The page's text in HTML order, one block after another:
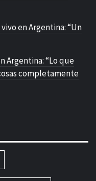
vivo en Argentina: “Un
Argentina: “Lo que
completamente